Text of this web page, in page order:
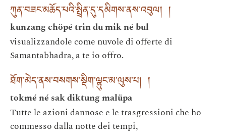
ཀུན་བཟང་མཆོད་པའི་སྤྲིན་དུ་དམིགས་ནས་འབུལ། །
kunzang chöpé trin du mik né bul
visualizzandole come nuvole di offerte di
Samantabhadra, a te io offro.
ཐོག་མེད་ནས་བསགས་སྡིག་ལྟུང་མ་ལུས་པ། །
tokmé né sak diktung malüpa
Tutte le azioni dannose e le trasgressioni che ho
commesso dalla notte dei tempi,